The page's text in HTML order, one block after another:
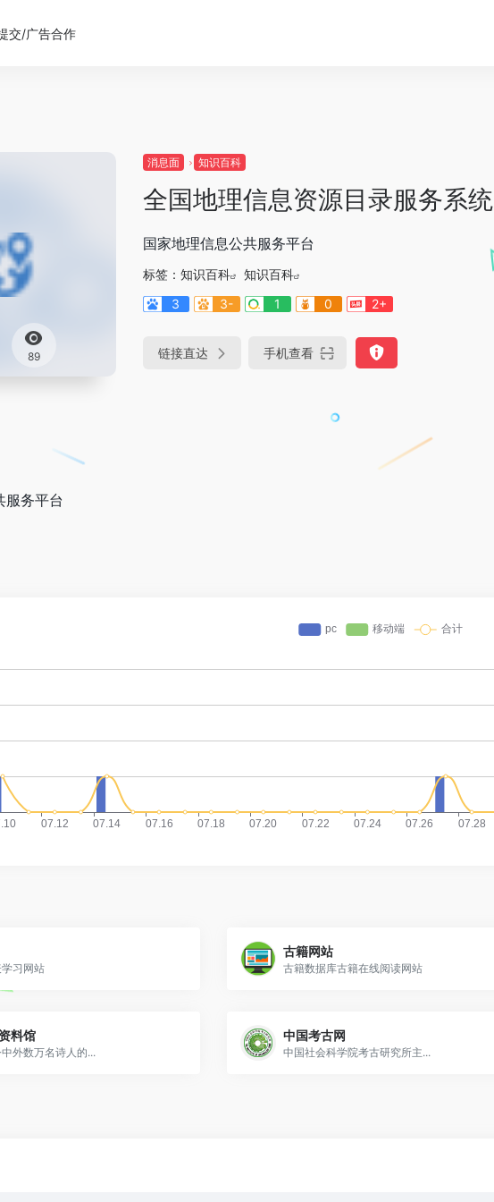
交/广告合作
89
消息面 知识百科
全国地理信息资源目录服务系统
国家地理信息公共服务平台
标签： 知识百科
知识百科
3
3- 1 0 2+
链接直达 手机查看
服务平台
习网站
古籍网站
古籍数据库古籍在线阅读网站
料馆
外数万名诗人的...
中国考古网
中国社会科学院考古研究所主...